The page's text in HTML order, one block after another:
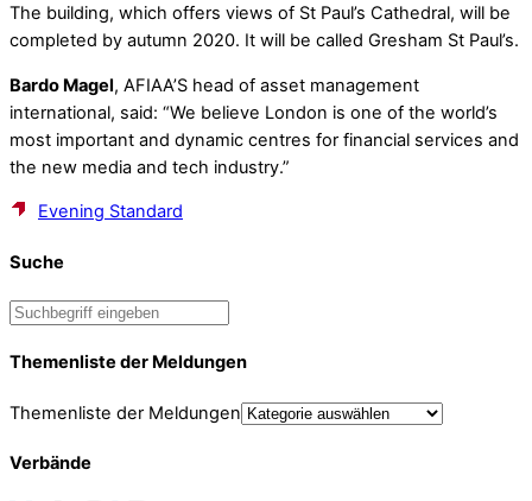
The building, which offers views of St Paul’s Cathedral, will be
completed by autumn 2020. It will be called Gresham St Paul’s.
Bardo Magel, AFIAA’S head of asset management
international, said: “We believe London is one of the world’s
most important and dynamic centres for financial services and
the new media and tech industry.”
Evening Standard
Suche
Themenliste der Meldungen
Themenliste der Meldungen
Verbände